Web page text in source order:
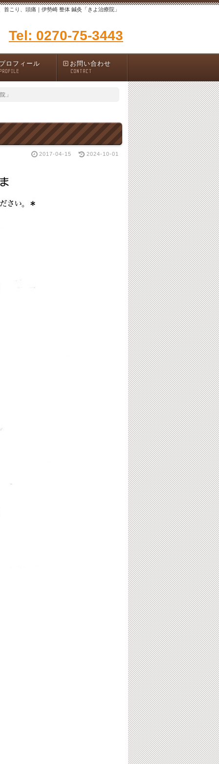
首こり、頭痛｜伊勢崎 整体 鍼灸「きよ治療院」
Tel: 0270-75-3443
ロフィール お問い合わせ
CONTACT
」
2017-04-15 2024-10-01